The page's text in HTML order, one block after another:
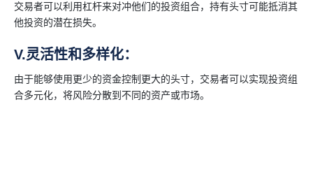
交易者可以利用杠杆来对冲他们的投资组合，持有头寸可能抵消其
他投资的潜在损失。
V.灵活性和多样化：
由于能够使用更少的资金控制更大的头寸，交易者可以实现投资组
合多元化，将风险分散到不同的资产或市场。